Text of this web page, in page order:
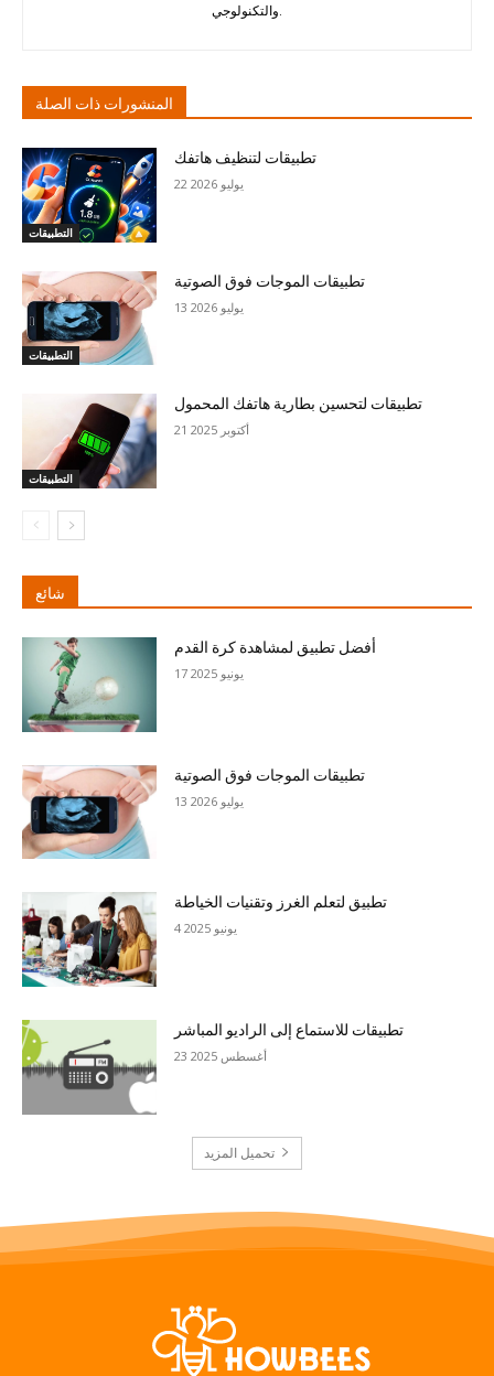
والتكنولوجي.
المنشورات ذات الصلة
التطبيقات
تطبيقات لتنظيف هاتفك
22 يوليو 2026
التطبيقات
تطبيقات الموجات فوق الصوتية
13 يوليو 2026
التطبيقات
تطبيقات لتحسين بطارية هاتفك المحمول
21 أكتوبر 2025
شائع
أفضل تطبيق لمشاهدة كرة القدم
17 يونيو 2025
تطبيقات الموجات فوق الصوتية
13 يوليو 2026
تطبيق لتعلم الغرز وتقنيات الخياطة
4 يونيو 2025
تطبيقات للاستماع إلى الراديو المباشر
23 أغسطس 2025
تحميل المزيد